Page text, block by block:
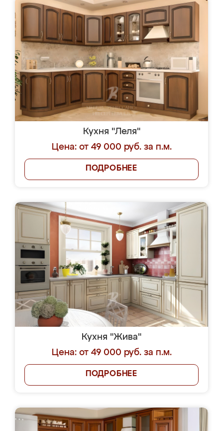
Кухня "Леля"
Цена: от 49 000 руб. за п.м.
ПОДРОБНЕЕ
Кухня "Жива"
Цена: от 49 000 руб. за п.м.
ПОДРОБНЕЕ